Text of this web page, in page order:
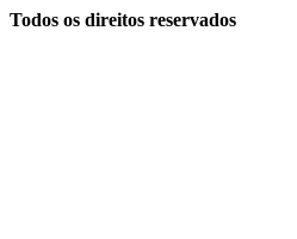
Todos os direitos reservados